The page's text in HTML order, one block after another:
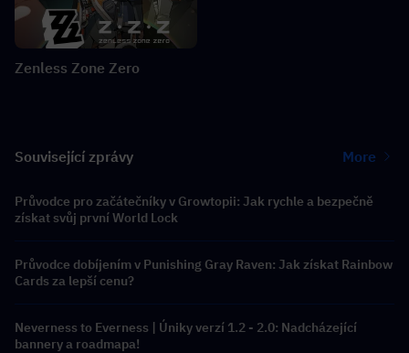
Zenless Zone Zero
Související zprávy More
Průvodce pro začátečníky v Growtopii: Jak rychle a bezpečně
získat svůj první World Lock
Průvodce dobíjením v Punishing Gray Raven: Jak získat Rainbow
Cards za lepší cenu?
Neverness to Everness | Úniky verzí 1.2 - 2.0: Nadcházející
bannery a roadmapa!